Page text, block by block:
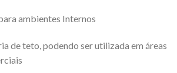
ambientes Internos
de teto, podendo ser utilizada em áreas